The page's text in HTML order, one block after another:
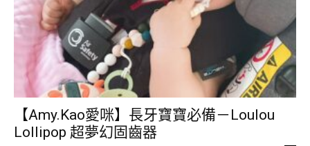
【Amy.Kao愛咪】長牙寶寶必備－Loulou
Lollipop 超夢幻固齒器